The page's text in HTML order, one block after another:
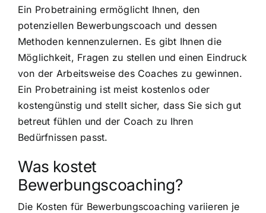
Ein Probetraining ermöglicht Ihnen, den
potenziellen Bewerbungscoach und dessen
Methoden kennenzulernen. Es gibt Ihnen die
Möglichkeit, Fragen zu stellen und einen Eindruck
von der Arbeitsweise des Coaches zu gewinnen.
Ein Probetraining ist meist kostenlos oder
kostengünstig und stellt sicher, dass Sie sich gut
betreut fühlen und der Coach zu Ihren
Bedürfnissen passt.
Was kostet
Bewerbungscoaching?
Die Kosten für Bewerbungscoaching variieren je